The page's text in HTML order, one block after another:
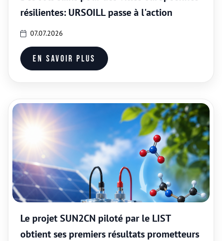
résilientes: URSOILL passe à l'action
07.07.2026
En savoir plus
Le projet SUN2CN piloté par le LIST
obtient ses premiers résultats prometteurs